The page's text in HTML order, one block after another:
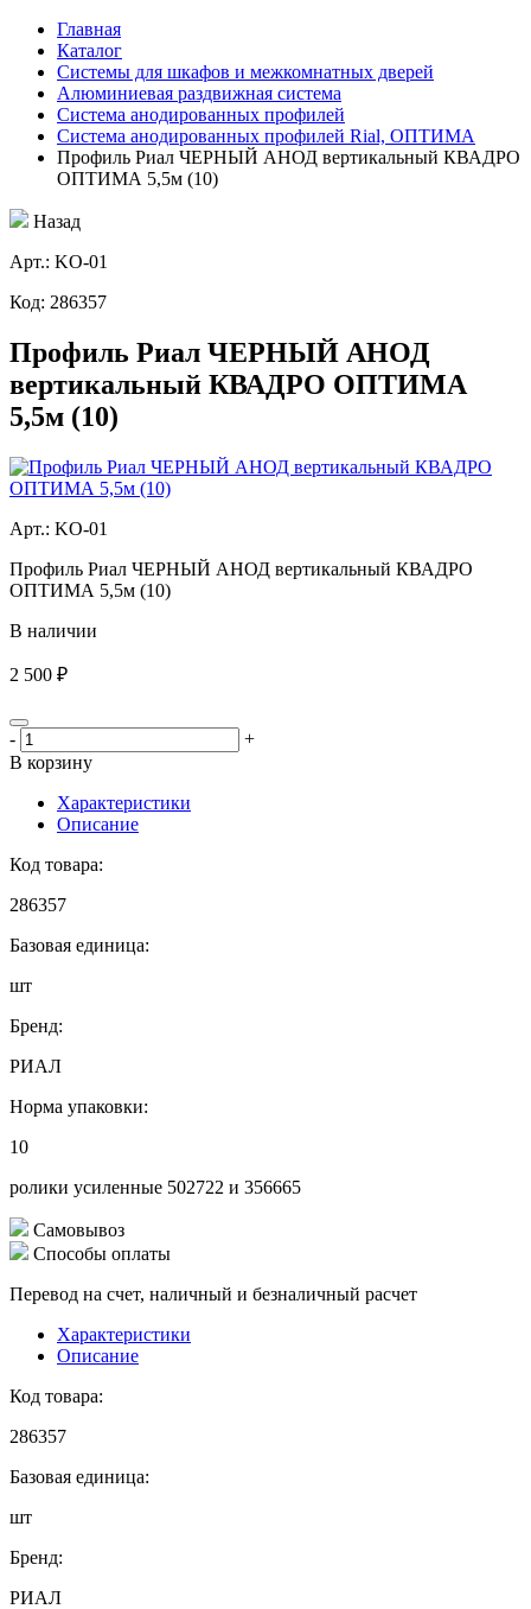
Главная
Каталог
Системы для шкафов и межкомнатных дверей
Алюминиевая раздвижная система
Система анодированных профилей
Система анодированных профилей Rial, ОПТИМА
Профиль Риал ЧЕРНЫЙ АНОД вертикальный КВАДРО
ОПТИМА 5,5м (10)
Назад
Aрт.: KО-01
Код: 286357
Профиль Риал ЧЕРНЫЙ АНОД
вертикальный КВАДРО ОПТИМА
5,5м (10)
Aрт.: KО-01
Профиль Риал ЧЕРНЫЙ АНОД вертикальный КВАДРО
ОПТИМА 5,5м (10)
В наличии
2 500 ₽
-
+
В корзину
Характеристики
Описание
Код товара:
286357
Базовая единица:
шт
Бренд:
РИАЛ
Норма упаковки:
10
ролики усиленные 502722 и 356665
Самовывоз
Способы оплаты
Перевод на счет, наличный и безналичный расчет
Характеристики
Описание
Код товара:
286357
Базовая единица:
шт
Бренд:
РИАЛ